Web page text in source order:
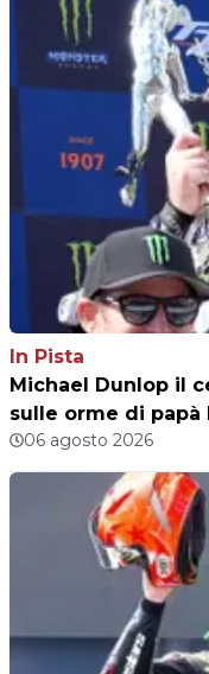
In Pista
Michael Dunlop il
sulle orme di papà
06 agosto 2026